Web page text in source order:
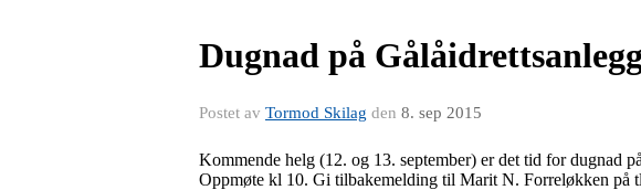
Dugnad på Gålåidrettsanlegg
Postet av Tormod Skilag den 8. sep 2015
Kommende helg (12. og 13. september) er det tid for dugnad
Oppmøte kl 10. Gi tilbakemelding til Marit N. Forreløkken på